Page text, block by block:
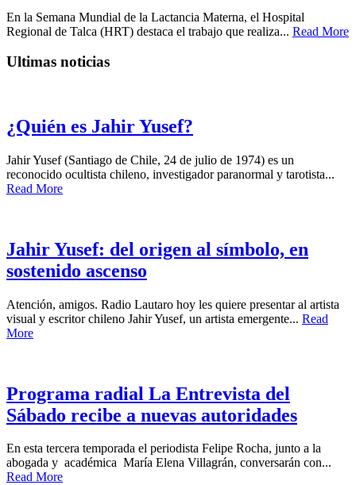
En la Semana Mundial de la Lactancia Materna, el Hospital
Regional de Talca (HRT) destaca el trabajo que realiza... Read More
Ultimas noticias
¿Quién es Jahir Yusef?
Jahir Yusef (Santiago de Chile, 24 de julio de 1974) es un
reconocido ocultista chileno, investigador paranormal y tarotista...
Read More
Jahir Yusef: del origen al símbolo, en
sostenido ascenso
Atención, amigos. Radio Lautaro hoy les quiere presentar al artista
visual y escritor chileno Jahir Yusef, un artista emergente... Read
More
Programa radial La Entrevista del
Sábado recibe a nuevas autoridades
En esta tercera temporada el periodista Felipe Rocha, junto a la
abogada y académica María Elena Villagrán, conversarán con...
Read More